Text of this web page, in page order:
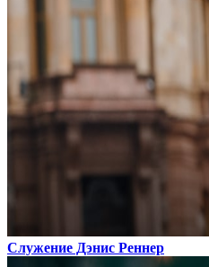
Служение Дэнис Реннер